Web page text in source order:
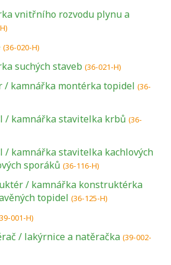
vnitřního rozvodu plynu a
(36-020-H)
suchých staveb (36-021-H)
/ kamnářka montérka topidel (36-
/ kamnářka stavitelka krbů (36-
/ kamnářka stavitelka kachlových
sporáků (36-116-H)
/ kamnářka konstruktérka
topidel (36-125-H)
001-H)
/ lakýrnice a natěračka (39-002-